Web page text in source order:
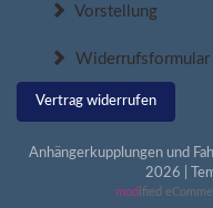
Vorstellung
Widerrufsformular
Vertrag widerrufen
Anhängerkupplungen und
2026 |
mod ified